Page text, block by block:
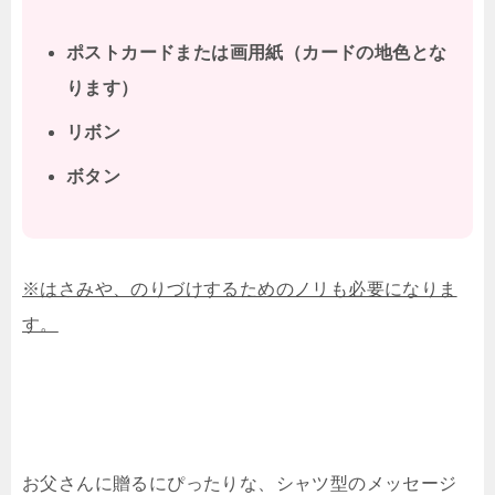
ポストカードまたは画用紙（カードの地色とな
ります）
リボン
ボタン
※はさみや、のりづけするためのノリも必要になりま
す。
お父さんに贈るにぴったりな、シャツ型のメッセージ